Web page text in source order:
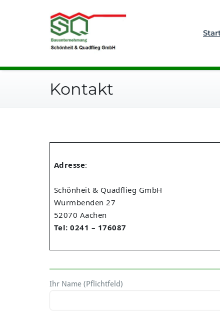
Kontakt
Adresse:
Schönheit & Quadflieg GmbH
Wurmbenden 27
52070 Aachen
Tel: 0241 – 176087
Ihr Name (Pflichtfeld)